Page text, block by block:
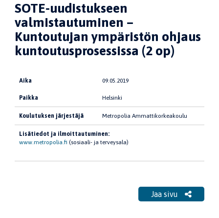
SOTE-uudistukseen
valmistautuminen –
Kuntoutujan ympäristön ohjaus
kuntoutusprosessissa (2 op)
Aika 09.05.2019
Paikka Helsinki
Koulutuksen järjestäjä Metropolia Ammattikorkeakoulu
Lisätiedot ja ilmoittautuminen:
www.metropolia.fi (sosiaali- ja terveysala)
Jaa sivu